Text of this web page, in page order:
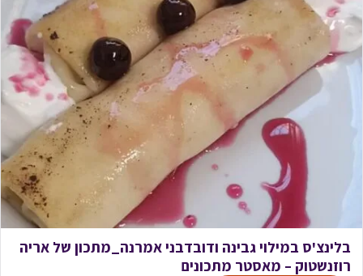
בלינצ'ס במילוי גבינה ודובדבני אמרנה_מתכון של אריה
רוזנשטוק – מאסטר מתכונים